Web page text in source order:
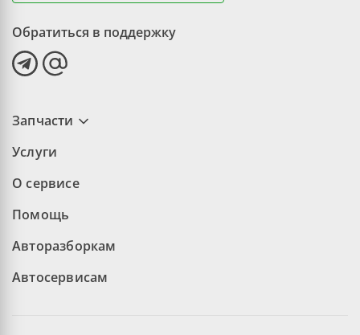
Обратиться в поддержку
Запчасти
Услуги
О сервисе
Помощь
Авторазборкам
Автосервисам